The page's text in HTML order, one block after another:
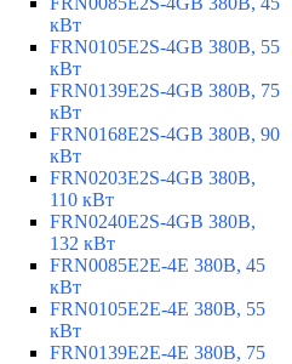
кВт
FRN0105E2S-4GB 380В, 55
кВт
FRN0139E2S-4GB 380В, 75
кВт
FRN0168E2S-4GB 380В, 90
кВт
FRN0203E2S-4GB 380В,
110 кВт
FRN0240E2S-4GB 380В,
132 кВт
FRN0085E2E-4E 380В, 45
кВт
FRN0105E2E-4E 380В, 55
кВт
FRN0139E2E-4E 380В, 75